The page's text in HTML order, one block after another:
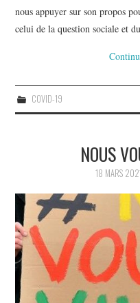
nous appuyer sur son propos
celui de la question sociale et
COVID-19
NOUS
18 MARS